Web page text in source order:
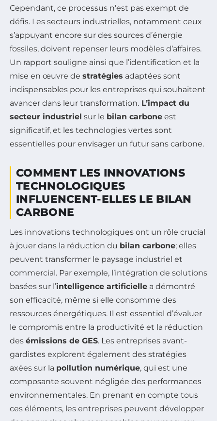
Cependant, ce processus n’est pas exempt de
défis. Les secteurs industrielles, notamment ceux
s’appuyant encore sur des sources d’énergie
fossiles, doivent repenser leurs modèles d’affaires.
Un rapport souligne ainsi que l’identification et la
mise en œuvre de stratégies adaptées sont
indispensables pour les entreprises qui souhaitent
avancer dans leur transformation. L’impact du
secteur industriel sur le bilan carbone est
significatif, et les technologies vertes sont
essentielles pour envisager un futur sans carbone.
COMMENT LES INNOVATIONS
TECHNOLOGIQUES
INFLUENCENT-ELLES LE BILAN
CARBONE
Les innovations technologiques ont un rôle crucial
à jouer dans la réduction du bilan carbone; elles
peuvent transformer le paysage industriel et
commercial. Par exemple, l’intégration de solutions
basées sur l’intelligence artificielle a démontré
son efficacité, même si elle consomme des
ressources énergétiques. Il est essentiel d’évaluer
le compromis entre la productivité et la réduction
des émissions de GES. Les entreprises avant-
gardistes explorent également des stratégies
axées sur la pollution numérique, qui est une
composante souvent négligée des performances
environnementales. En prenant en compte tous
ces éléments, les entreprises peuvent développer